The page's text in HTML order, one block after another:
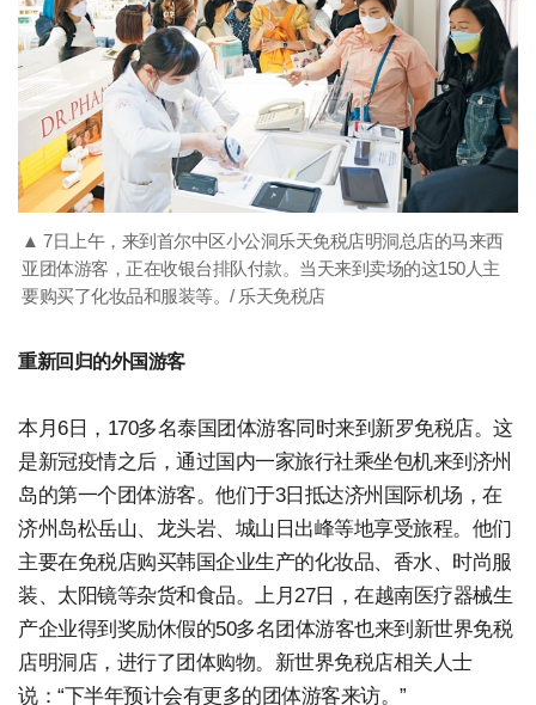
▲ 7日上午，来到首尔中区小公洞乐天免税店明洞总店的马来西
亚团体游客，正在收银台排队付款。当天来到卖场的这150人主
要购买了化妆品和服装等。/ 乐天免税店
重新回归的外国游客
本月6日，170多名泰国团体游客同时来到新罗免税店。这
是新冠疫情之后，通过国内一家旅行社乘坐包机来到济州
岛的第一个团体游客。他们于3日抵达济州国际机场，在
济州岛松岳山、龙头岩、城山日出峰等地享受旅程。他们
主要在免税店购买韩国企业生产的化妆品、香水、时尚服
装、太阳镜等杂货和食品。上月27日，在越南医疗器械生
产企业得到奖励休假的50多名团体游客也来到新世界免税
店明洞店，进行了团体购物。新世界免税店相关人士
说：“下半年预计会有更多的团体游客来访。”